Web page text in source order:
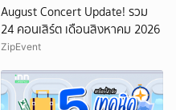
August Concert Update! รวม
24 คอนเสิร์ต เดือนสิงหาคม 2026
ZipEvent